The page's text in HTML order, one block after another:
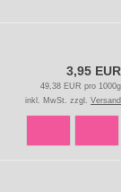
3,95 EUR
49,38 EUR pro 1000g
inkl. MwSt. zzgl. Versand